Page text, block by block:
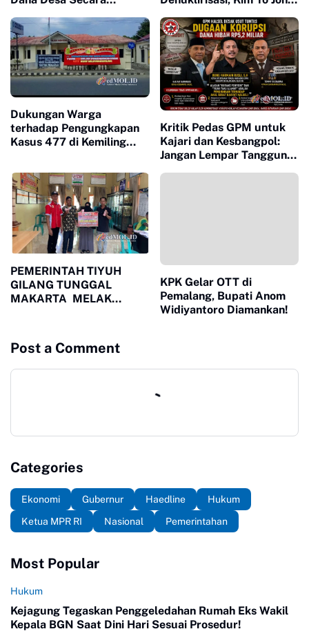
Perlu Klarifikasi,
Bayaran' Amerika Serikat
Dukungan Warga
terhadap Pengungkapan
Kasus 477 di Kemiling
hari 19./juli/(00). 2026 di
salah satu rumah warga di
Kemiling Raya Menggal
setan
Kritik Pedas GPM untuk
Kajari dan Kesbangpol:
Jangan Lempar Tanggung
PEMERINTAH TIYUH
GILANG TUNGGAL
MAKARTA MELAK
TAHAP SATU TAHUN
2026 PADA HARI (JUMAT
12/06/2026)
KPK Gelar OTT di
Pemalang, Bupati Anom
Widiyantoro Diamankan!
Post a Comment
Categories
Ekonomi Gubernur Haedline
Hukum
Ketua MPR RI
Nasional Pemerintahan
Most Popular
Hukum
Kejagung Tegaskan Penggeledahan Rumah Eks Wakil
Kepala BGN Saat Dini Hari Sesuai Prosedur!